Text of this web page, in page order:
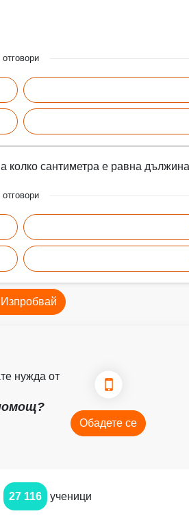
отговори
сантиметра е равна
отговори
Изпробвай
нужда от
Обадете се
27 116 ученици